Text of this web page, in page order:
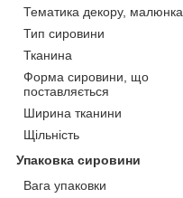
Тематика декору, малюнка
Тип сировини
Тканина
Форма сировини, що
поставляється
Ширина тканини
Щільність
Упаковка сировини
Вага упаковки